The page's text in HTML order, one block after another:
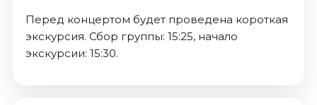
Перед концертом будет проведена короткая
экскурсия. Сбор группы: 15:25, начало
экскурсии: 15:30.